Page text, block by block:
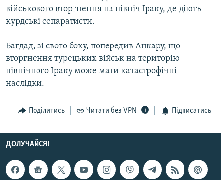
СПЕЦПРОЄКТИ
ПОДКАСТИ
КРИМ РЕАЛІЇ
РУС
ДОЛУЧАЙСЯ!
військового вторгнення на північ Іраку, де діють
курдські сепаратисти.
Багдад, зі свого боку, попередив Анкару, що
вторгнення турецьких військ на територію
північного Іраку може мати катастрофічні
наслідки.
Поділитись Читати без VPN Підписатись
ДОЛУЧАЙСЯ!